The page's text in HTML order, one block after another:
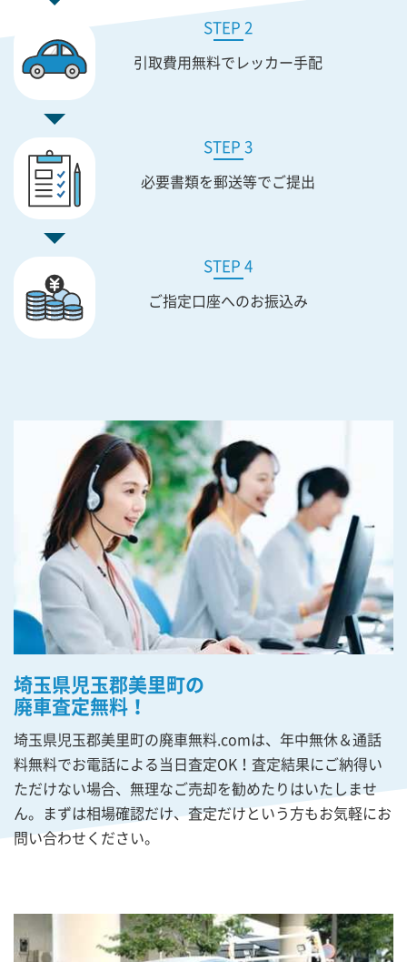
STEP 2
引取費用無料でレッカー手配
STEP 3
必要書類を郵送等でご提出
STEP 4
ご指定口座へのお振込み
埼玉県児玉郡美里町の
廃車査定無料！
埼玉県児玉郡美里町の廃車無料.comは、年中無休＆通話
料無料でお電話による当日査定OK！査定結果にご納得い
ただけない場合、無理なご売却を勧めたりはいたしませ
ん。まずは相場確認だけ、査定だけという方もお気軽にお
問い合わせください。